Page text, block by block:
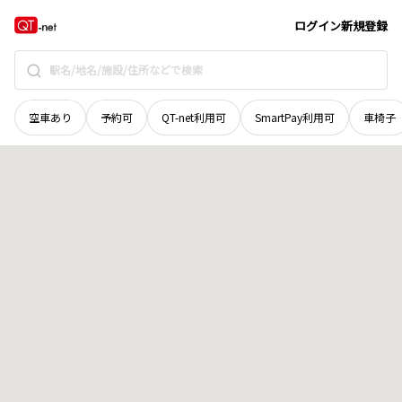
ログイン新規登録
空車あり 予約可 QT-net利用可 SmartPay利用可 車椅子
群馬県